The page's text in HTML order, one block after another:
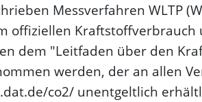
Messverfahren WLTP
offiziellen Kraftstoffverbrauch
dem "Leitfaden über den
werden, der an allen
co2/ unentgeltlich